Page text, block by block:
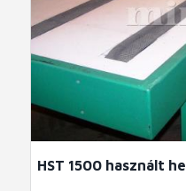
HST 1500 használt